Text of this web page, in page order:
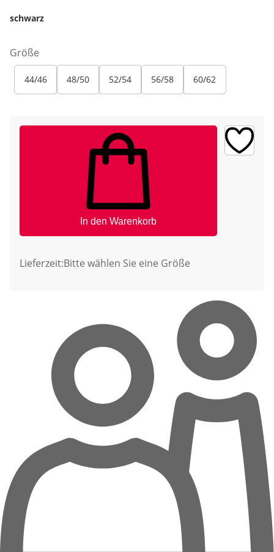
schwarz
Größe
44/46 48/50 52/54 56/58 60/62
In den Warenkorb
Lieferzeit:Bitte wählen Sie eine Größe